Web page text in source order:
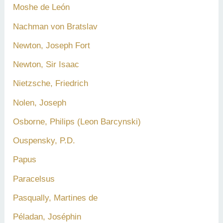
Moshe de León
Nachman von Bratslav
Newton, Joseph Fort
Newton, Sir Isaac
Nietzsche, Friedrich
Nolen, Joseph
Osborne, Philips (Leon Barcynski)
Ouspensky, P.D.
Papus
Paracelsus
Pasqually, Martines de
Péladan, Joséphin